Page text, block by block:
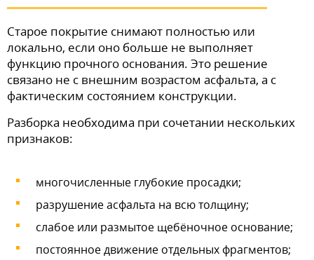
Старое покрытие снимают полностью или
локально, если оно больше не выполняет
функцию прочного основания. Это решение
связано не с внешним возрастом асфальта, а с
фактическим состоянием конструкции.
Разборка необходима при сочетании нескольких
признаков:
многочисленные глубокие просадки;
разрушение асфальта на всю толщину;
слабое или размытое щебёночное основание;
постоянное движение отдельных фрагментов;